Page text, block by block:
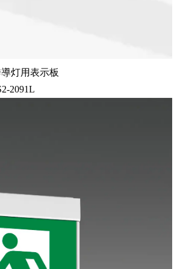
灯用表示板
2091L